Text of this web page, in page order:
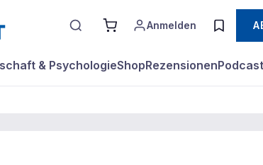
Anmelden
& PsychologieShopRezensionenPodcast